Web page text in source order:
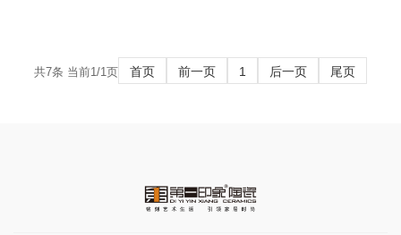
共7条 当前1/1页 首页 前一页 1 后一页 尾页